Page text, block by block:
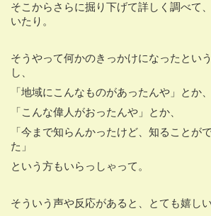
そこからさらに掘り下げて詳しく調べて
いたり。
そうやって何かのきっかけになったとい
し、
「地域にこんなものがあったんや」とか、
「こんな偉人がおったんや」とか、
「今まで知らんかったけど、知ることが
た」
という方もいらっしゃって。
そういう声や反応があると、とても嬉しい